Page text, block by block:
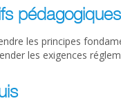
pédagogiques
les principes
les exigences